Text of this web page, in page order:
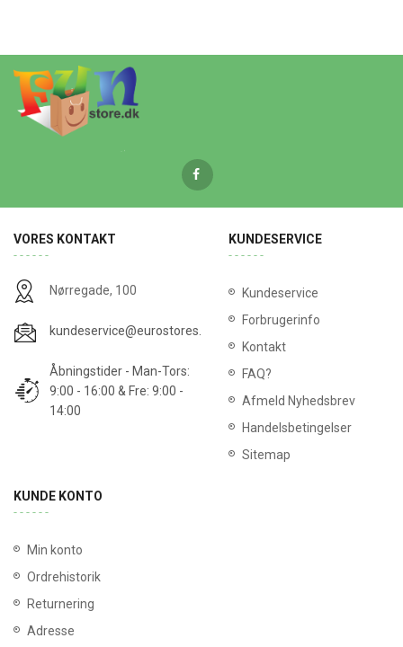
VORES KONTAKT
Nørregade, 100
kundeservice@eurostores.dk
Åbningstider - Man-Tors:
9:00 - 16:00 & Fre: 9:00 -
14:00
KUNDESERVICE
Kundeservice
Forbrugerinfo
Kontakt
FAQ?
Afmeld Nyhedsbrev
Handelsbetingelser
Sitemap
KUNDE KONTO
Min konto
Ordrehistorik
Returnering
Adresse